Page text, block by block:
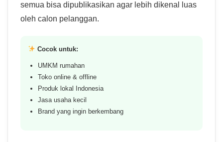
semua bisa dipublikasikan agar lebih dikenal luas
oleh calon pelanggan.
Cocok untuk:
UMKM rumahan
Toko online & offline
Produk lokal Indonesia
Jasa usaha kecil
Brand yang ingin berkembang